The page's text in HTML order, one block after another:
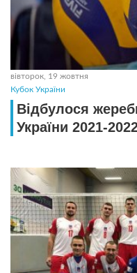
вівторок, 19 жовтня
Кубок України
Відбулося
України 2021-